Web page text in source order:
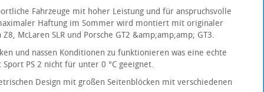
Fahrzeuge mit hoher Leistung und für anspruchsvolle
Haftung im Sommer wird montiert mit originaler
McLaren SLR und Porsche GT2 &amp;amp;amp; GT3.
und nassen Konditionen zu funktionieren was eine echte
PS 2 nicht für unter 0 °C geeignet.
Design mit großen Seitenblöcken mit verschiedenen